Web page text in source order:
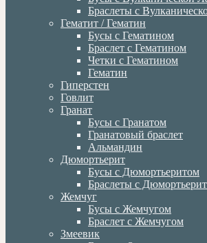
Браслеты с
Гематит / Гематин
Бусы с Гематином
Браслет с Гематином
Четки с Гематином
Гематин
Гиперстен
Говлит
Гранат
Бусы с Гранатом
Гранатовый браслет
Альмандин
Дюмортьерит
Бусы с Дюмортьеритом
Браслеты с
Жемчуг
Бусы с Жемчугом
Браслет с Жемчугом
Змеевик